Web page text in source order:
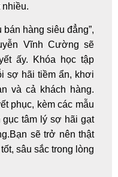
bán hàng siêu đẳng”,
Vĩnh Cường sẽ
ấy. Khóa học tập
sợ hãi tiềm ẩn, khơi
và cả khách hàng.
phục, kèm các mẫu
gục tâm lý sợ hãi gạt
sẽ trở nên thật
sâu sắc trong lòng